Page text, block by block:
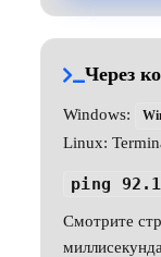
Через
Windows:
Linux:
ping
Смотрите